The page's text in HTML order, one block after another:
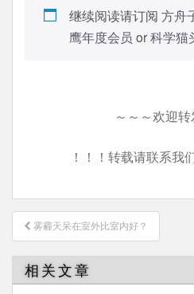
继续阅读请订阅 方舟
鹰年度会员 or科学猫
～～～欢迎
！！！转载请联系我
文
章
导
航
雾霾天呆在室外比室内好？
相关文章